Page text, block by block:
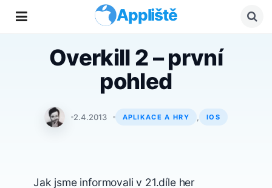
Appliště
Overkill 2 – první
pohled
Adam Kos
2.4.2013 APLIKACE A HRY , IOS
Jak jsme informovali v 21.díle her